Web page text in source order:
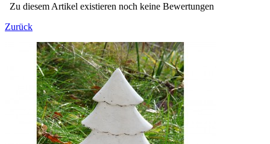
Zu diesem Artikel existieren noch keine Bewertungen
Zurück